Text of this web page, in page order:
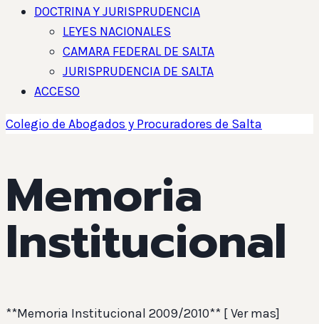
DOCTRINA Y JURISPRUDENCIA
LEYES NACIONALES
CAMARA FEDERAL DE SALTA
JURISPRUDENCIA DE SALTA
ACCESO
Colegio de Abogados y Procuradores de Salta
Memoria
Institucional
**Memoria Institucional 2009/2010** [ Ver mas]